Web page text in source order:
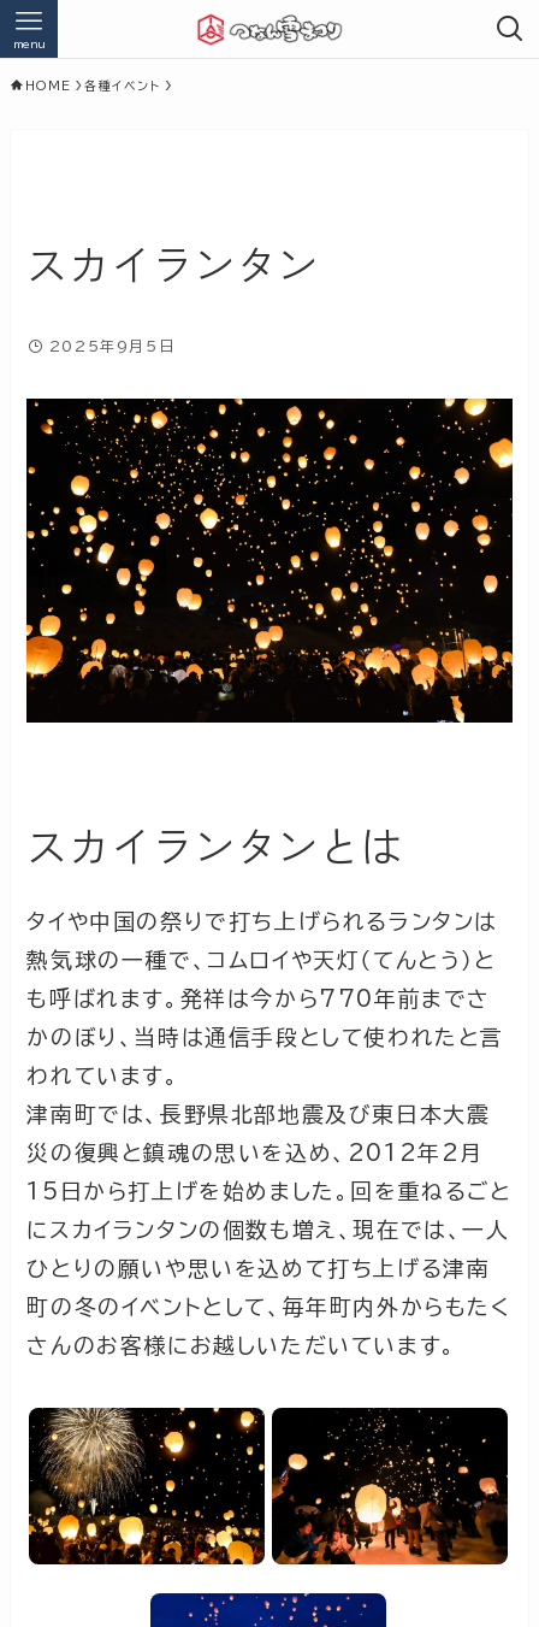
menu
HOME 各種イベント
スカイランタン
2025年9月5日
スカイランタンとは
タイや中国の祭りで打ち上げられるランタンは
熱気球の一種で、コムロイや天灯（てんとう）と
も呼ばれます。発祥は今から770年前までさ
かのぼり、当時は通信手段として使われたと言
われています。
津南町では、長野県北部地震及び東日本大震
災の復興と鎮魂の思いを込め、2012年2月
15日から打上げを始めました。回を重ねるごと
にスカイランタンの個数も増え、現在では、一人
ひとりの願いや思いを込めて打ち上げる津南
町の冬のイベントとして、毎年町内外からもたく
さんのお客様にお越しいただいています。